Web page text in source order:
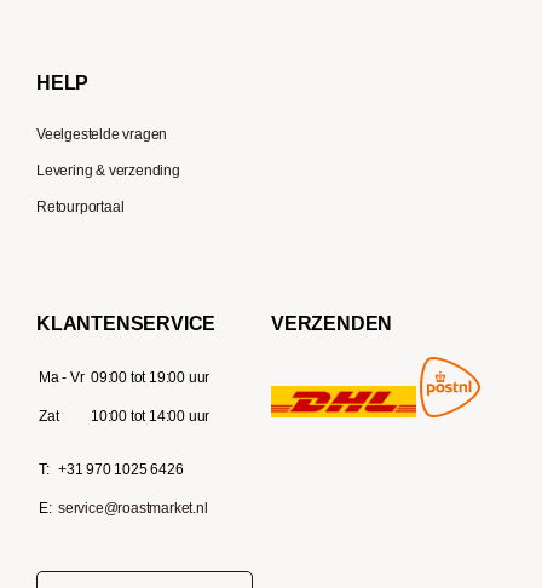
HELP
Veelgestelde vragen
Levering & verzending
Retourportaal
KLANTENSERVICE
Ma - Vr 09:00 tot 19:00 uur
Zat 10:00 tot 14:00 uur
T: +31 970 1025 6426
E: service@roastmarket.nl
VERZENDEN